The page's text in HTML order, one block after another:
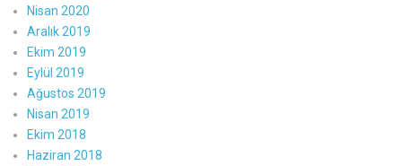
Nisan 2020
Aralık 2019
Ekim 2019
Eylül 2019
Ağustos 2019
Nisan 2019
Ekim 2018
Haziran 2018